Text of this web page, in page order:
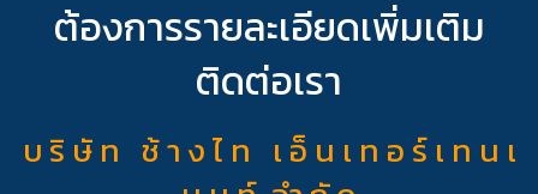
ต้องการรายละเอียดเพิ่มเติม
ติดต่อเรา
บ ริ ษั ท ช้ า ง ไ ท เ อ็ น เ ท อ ร์ เ ท น เ